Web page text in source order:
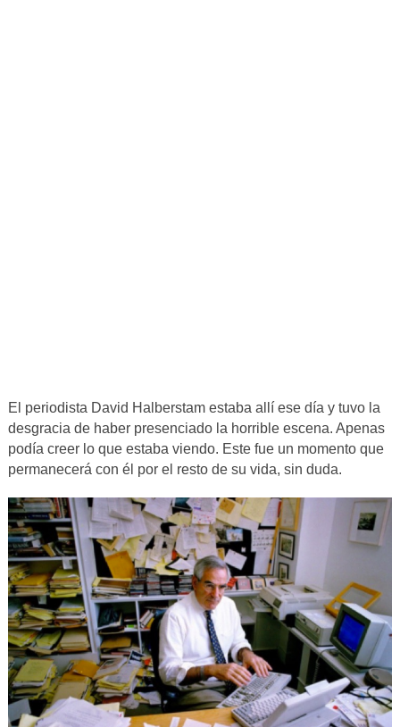
El periodista David Halberstam estaba allí ese día y tuvo la
desgracia de haber presenciado la horrible escena. Apenas
podía creer lo que estaba viendo. Este fue un momento que
permanecerá con él por el resto de su vida, sin duda.